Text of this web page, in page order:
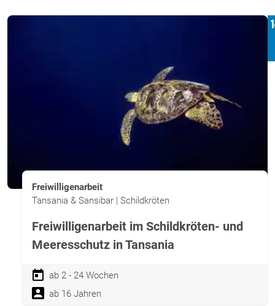
Freiwilligenarbeit
Tansania & Sansibar | Schildkröten
Freiwilligenarbeit im Schildkröten- und
Meeresschutz in Tansania
ab 2 - 24 Wochen
ab 16 Jahren